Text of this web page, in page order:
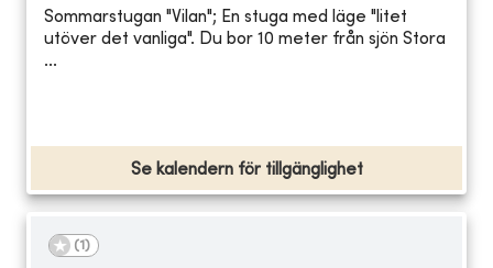
Sommarstugan "Vilan"; En stuga med läge "litet
utöver det vanliga". Du bor 10 meter från sjön Stora
...
Se kalendern för tillgänglighet
(1 )